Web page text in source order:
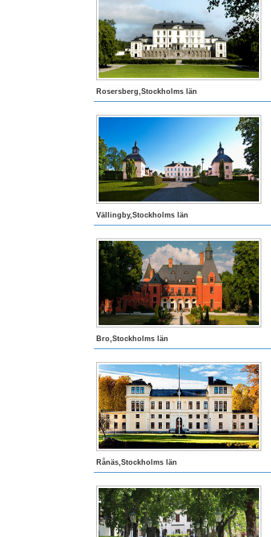
Rosersberg,Stockholms län
Vällingby,Stockholms län
Bro,Stockholms län
Rånäs,Stockholms län